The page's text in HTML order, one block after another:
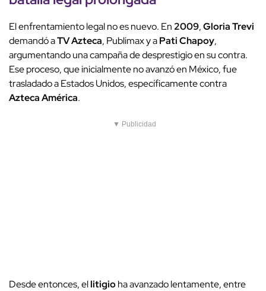
El enfrentamiento legal no es nuevo. En 2009,Gloria Trevi
demandó aTV Azteca, Publimax y aPati Chapoy,
argumentando una campaña de desprestigio en su contra.
Ese proceso, que inicialmente no avanzó en México, fue
trasladado a Estados Unidos, específicamente contra
Azteca América.
▼ Publicidad
Desde entonces, ellitigioha avanzado lentamente, entre